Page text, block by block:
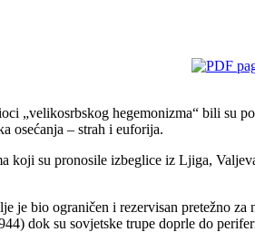
„velikosrbskog hegemonizma“ bili su
osećanja – strah i euforija.
koji su pronosile izbeglice iz Ljiga,
je bio ograničen i rezervisan pretežno za
dok su sovjetske trupe doprle do